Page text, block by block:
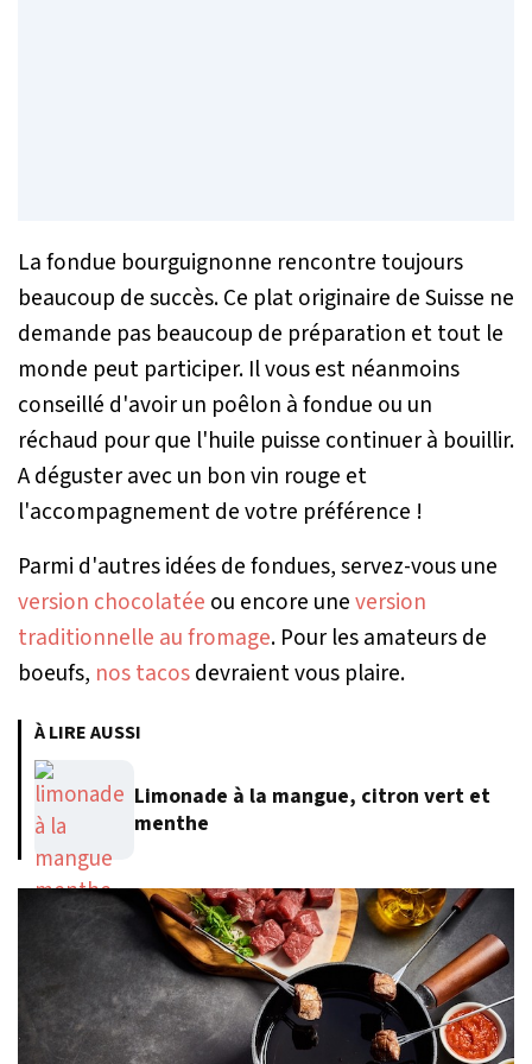
La fondue bourguignonne rencontre toujours
beaucoup de succès. Ce plat originaire de Suisse ne
demande pas beaucoup de préparation et tout le
monde peut participer. Il vous est néanmoins
conseillé d'avoir un poêlon à fondue ou un
réchaud pour que l'huile puisse continuer à bouillir.
A déguster avec un bon vin rouge et
l'accompagnement de votre préférence !
Parmi d'autres idées de fondues, servez-vous une
version chocolatée ou encore uneversion
traditionnelle au fromage. Pour les amateurs de
boeufs, nos tacosdevraient vous plaire.
À LIRE AUSSI
Limonade à la mangue, citron vert et
menthe